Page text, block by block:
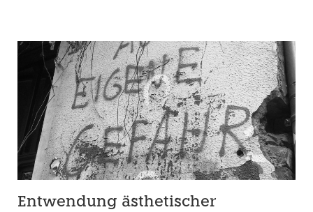
Entwendung ästhetischer